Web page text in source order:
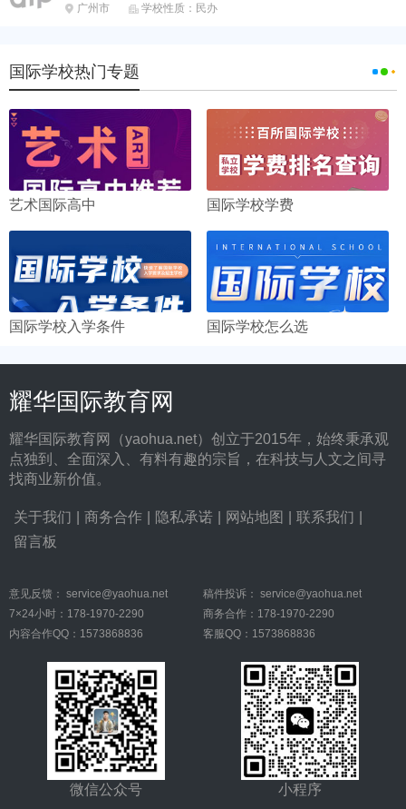
 广州市  学校性质：民办
国际学校热门专题
艺术国际高中 国际学校学费
国际学校入学条件 国际学校怎么选
耀华国际教育网
耀华国际教育网（yaohua.net）创立于2015年，始终秉承观
点独到、全面深入、有料有趣的宗旨，在科技与人文之间寻
找商业新价值。
关于我们 商务合作 隐私承诺 网站地图 联系我们
留言板
意见反馈： service@yaohua.net 稿件投诉： service@yaohua.net
7×24小时：178-1970-2290
商务合作：178-1970-2290
内容合作QQ：1573868836
客服QQ：1573868836
微信公众号 小程序